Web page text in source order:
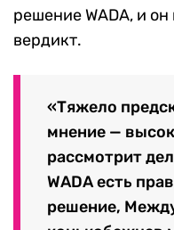
решение WADA, и
вердикт.
«Тяжело
мнение —
рассмотрит
WADA есть
решение,